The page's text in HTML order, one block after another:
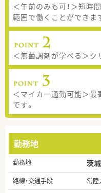
＜午前のみも可！＞短時
範囲で働くことができま
＜無菌調剤が学べる＞ク
＜マイカー通勤可能＞
です。
勤務地
勤務地 茨
路線・交通手段
常陸